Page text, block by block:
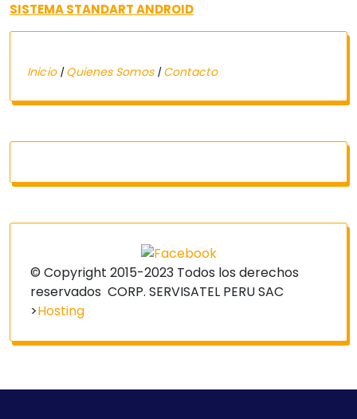
SISTEMASTANDART ANDROID
Inicio|Quienes Somos|Contacto
© Copyright 2015-2023 Todos los derechos
reservados CORP. SERVISATEL PERU SAC
>Hosting